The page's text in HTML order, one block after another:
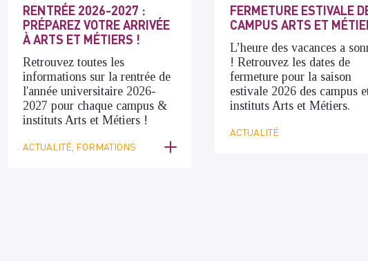
RENTRÉE 2026-2027 :
PRÉPAREZ VOTRE ARRIVÉE
À ARTS ET MÉTIERS !
Retrouvez toutes les
informations sur la rentrée de
l'année universitaire 2026-
2027 pour chaque campus &
instituts Arts et Métiers !
ACTUALITÉ, FORMATIONS
FERMETURE ESTIVALE
CAMPUS ARTS ET
L’heure des vacances a
! Retrouvez les dates de
fermeture pour la saison
estivale 2026 des campus
instituts Arts et Métiers.
ACTUALITÉ